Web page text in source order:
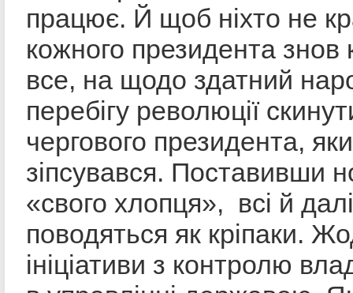
працює. Й щоб ніхто не
кожного президента знов
все, на щодо здатний
перебігу революції
чергового президента,
зіпсувався. Поставивши
«свого хлопця», всі й далі
поводяться як кріпаки.
ініціативи з контролю